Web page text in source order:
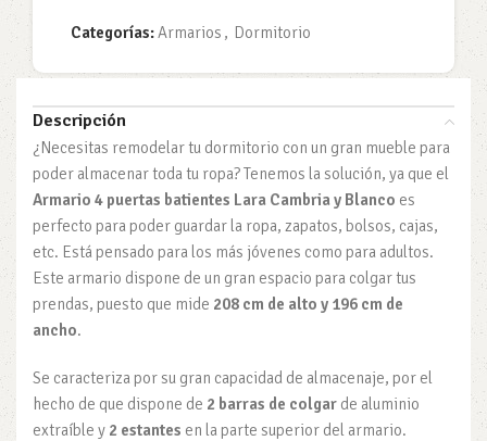
Categorías:Armarios , Dormitorio
Descripción
¿Necesitas remodelar tu dormitorio con un gran mueble para
poder almacenar toda tu ropa? Tenemos la solución, ya que el
Armario 4 puertas batientes Lara Cambria y Blanco es
perfecto para poder guardar la ropa, zapatos, bolsos, cajas,
etc. Está pensado para los más jóvenes como para adultos.
Este armario dispone de un gran espacio para colgar tus
prendas, puesto que mide 208 cm de alto y 196 cm de
ancho.
Se caracteriza por su gran capacidad de almacenaje, por el
hecho de que dispone de 2 barras de colgar de aluminio
extraíble y 2 estantes en la parte superior del armario.